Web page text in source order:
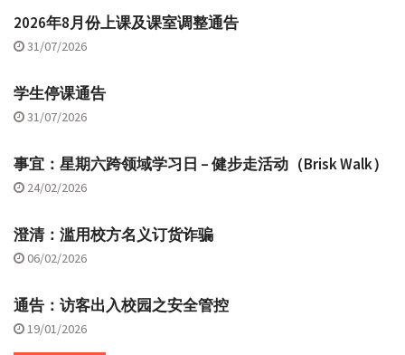
2026年8月份上课及课室调整通告
31/07/2026
学生停课通告
31/07/2026
事宜：星期六跨领域学习日 – 健步走活动（Brisk Walk）
24/02/2026
澄清：滥用校方名义订货诈骗
06/02/2026
通告：访客出入校园之安全管控
19/01/2026